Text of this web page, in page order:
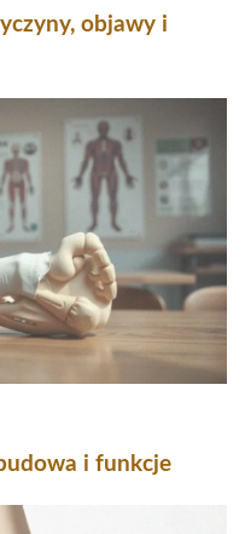
objawy i
i funkcje